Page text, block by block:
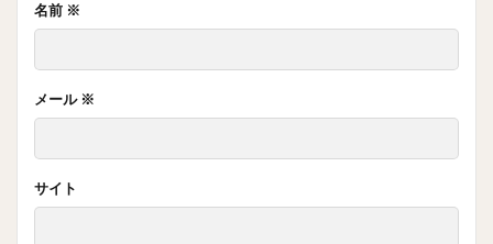
名前 ※
メール ※
サイト